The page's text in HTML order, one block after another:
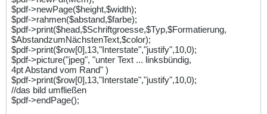
$pdf->newPage($height,$width);
$pdf->rahmen($abstand,$farbe);
$pdf->print($head,$Schriftgroesse,$Typ,$Formatierung,
$AbstandzumNächstenText,$color);
$pdf->print($row[0],13,"Interstate","justify",10,0);
$pdf->picture("jpeg", "unter Text ... linksbündig,
4pt Abstand vom Rand" )
$pdf->print($row[0],13,"Interstate","justify",10,0);
//das bild umfließen
$pdf->endPage();